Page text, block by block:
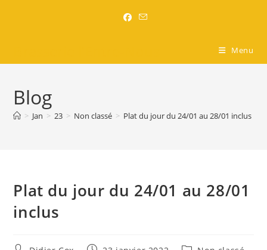
Menu
Blog
> Jan > 23 > Non classé > Plat du jour du 24/01 au 28/01 inclus
Plat du jour du 24/01 au 28/01
inclus